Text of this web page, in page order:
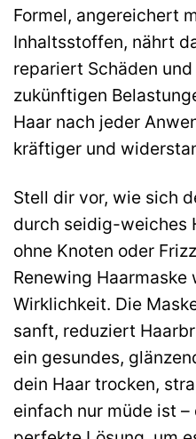
Formel, angereichert
Inhaltsstoffen, nährt
repariert Schäden
zukünftigen
Haar nach jeder
kräftiger und
Stell dir vor, wie sich
durch seidig-weiches
ohne Knoten oder
Renewing Haarmaske
Wirklichkeit. Die
sanft, reduziert
ein gesundes,
dein Haar trocken,
einfach nur müde ist